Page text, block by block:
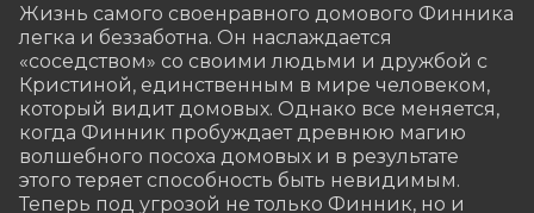
Жизнь самого своенравного домового Финника
легка и беззаботна. Он наслаждается
«соседством» со своими людьми и дружбой с
Кристиной, единственным в мире человеком,
который видит домовых. Однако все меняется,
когда Финник пробуждает древнюю магию
волшебного посоха домовых и в результате
этого теряет способность быть невидимым.
Теперь под угрозой не только Финник, но и